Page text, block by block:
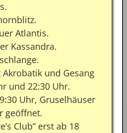
Atlantis.
Kassandra.
und Gesang
und 22:30 Uhr.
Uhr, Gruselhäuser
geöffnet.
Club“ erst ab 18